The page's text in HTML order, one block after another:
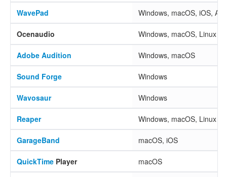
WavePad Windows, macOS, iOS,
Ocenaudio Windows, macOS, Linux
Adobe Audition Windows, macOS
Sound Forge Windows
Wavosaur Windows
Reaper Windows, macOS, Linux
GarageBand macOS, iOS
QuickTime Player macOS